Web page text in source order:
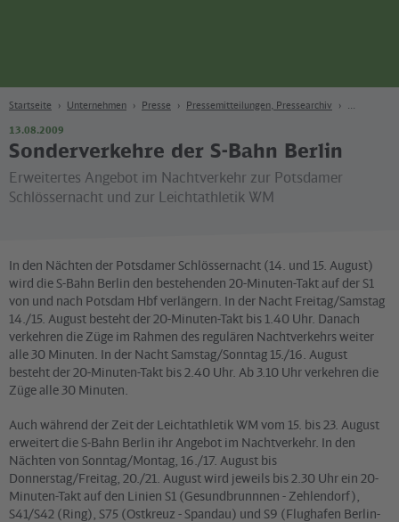
Startseite Unternehmen Presse Pressemitteilungen, Pressearchiv
13.08.2009
Sonderverkehre der S-Bahn Berlin
Erweitertes Angebot im Nachtverkehr zur Potsdamer
Schlössernacht und zur Leichtathletik WM
In den Nächten der Potsdamer Schlössernacht (14. und 15. August)
wird die S-Bahn Berlin den bestehenden 20-Minuten-Takt auf der S1
von und nach Potsdam Hbf verlängern. In der Nacht Freitag/Samstag
14./15. August besteht der 20-Minuten-Takt bis 1.40 Uhr. Danach
verkehren die Züge im Rahmen des regulären Nachtverkehrs weiter
alle 30 Minuten. In der Nacht Samstag/Sonntag 15./16. August
besteht der 20-Minuten-Takt bis 2.40 Uhr. Ab 3.10 Uhr verkehren die
Züge alle 30 Minuten.
Auch während der Zeit der Leichtathletik WM vom 15. bis 23. August
erweitert die S-Bahn Berlin ihr Angebot im Nachtverkehr. In den
Nächten von Sonntag/Montag, 16./17. August bis
Donnerstag/Freitag, 20./21. August wird jeweils bis 2.30 Uhr ein 20-
Minuten-Takt auf den Linien S1 (Gesundbrunnnen - Zehlendorf),
S41/S42 (Ring), S75 (Ostkreuz - Spandau) und S9 (Flughafen Berlin-